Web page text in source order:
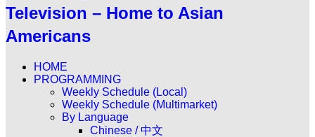
Television – Home to Asian
Americans
HOME
PROGRAMMING
Weekly Schedule (Local)
Weekly Schedule (Multimarket)
By Language
Chinese / 中文